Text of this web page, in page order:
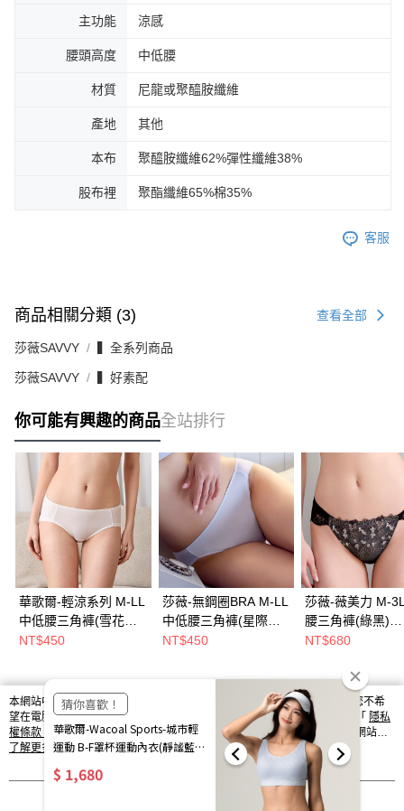
主功能 涼感
腰頭高度 中低腰
材質 尼龍或聚醯胺纖維
產地 其他
本布 聚醯胺纖維62%彈性纖維38%
股布裡 聚酯纖維65%棉35%
客服
商品相關分類 (3) 查看全部
莎薇SAVVY ▍全系列商品
莎薇SAVVY ▍好素配
你可能有興趣的商品全站排行
華歌爾-輕涼系列 M-LL
中低腰三角褲(雪花白)
搭配內褲-VS2337CR
NT$450
莎薇-無鋼圈BRA M-LL
中低腰三角褲(星際灰)
ABB311搭配內褲-
NT$450
莎薇-薇美力 M-
腰三角褲(綠黑)
AS2569BL
NT$680
熱門標籤
本網站中使用 cookie，欲查詢有關本網站使用 cookie 方式之詳情，及若您不希
望在電腦上使用 cookie 時應如何變更電腦的 cookie 設定，請參閱本網站「 隱私
權條款
」之 Cookie 聲明。您繼續使用本網站即表示您同意本公司得按本網站使
用條款之 Cookie 聲明使用 cookie。
了解更多 >